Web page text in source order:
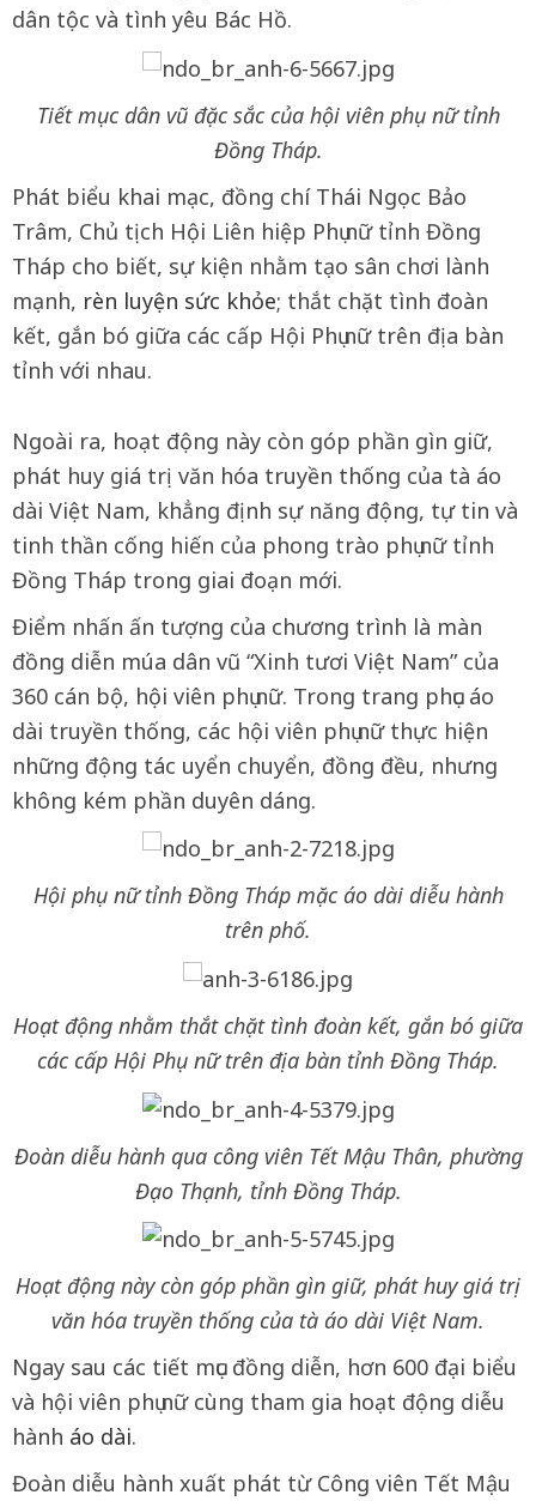
dân tộc và tình yêu Bác Hồ.
Tiết mục dân vũ đặc sắc của hội viên phụ nữ tỉnh
Đồng Tháp.
Phát biểu khai mạc, đồng chí Thái Ngọc Bảo
Trâm, Chủ tịch Hội Liên hiệp Phụ nữ tỉnh Đồng
Tháp cho biết, sự kiện nhằm tạo sân chơi lành
mạnh, rèn luyện sức khỏe; thắt chặt tình đoàn
kết, gắn bó giữa các cấp Hội Phụ nữ trên địa bàn
tỉnh với nhau.
Ngoài ra, hoạt động này còn góp phần gìn giữ,
phát huy giá trị văn hóa truyền thống của tà áo
dài Việt Nam, khẳng định sự năng động, tự tin và
tinh thần cống hiến của phong trào phụ nữ tỉnh
Đồng Tháp trong giai đoạn mới.
Điểm nhấn ấn tượng của chương trình là màn
đồng diễn múa dân vũ “Xinh tươi Việt Nam” của
360 cán bộ, hội viên phụ nữ. Trong trang phục áo
dài truyền thống, các hội viên phụ nữ thực hiện
những động tác uyển chuyển, đồng đều, nhưng
không kém phần duyên dáng.
Hội phụ nữ tỉnh Đồng Tháp mặc áo dài diễu hành
trên phố.
Hoạt động nhằm thắt chặt tình đoàn kết, gắn bó giữa
các cấp Hội Phụ nữ trên địa bàn tỉnh Đồng Tháp.
Đoàn diễu hành qua công viên Tết Mậu Thân, phường
Đạo Thạnh, tỉnh Đồng Tháp.
Hoạt động này còn góp phần gìn giữ, phát huy giá trị
văn hóa truyền thống của tà áo dài Việt Nam.
Ngay sau các tiết mục đồng diễn, hơn 600 đại biểu
và hội viên phụ nữ cùng tham gia hoạt động diễu
hành áo dài.
Đoàn diễu hành xuất phát từ Công viên Tết Mậu